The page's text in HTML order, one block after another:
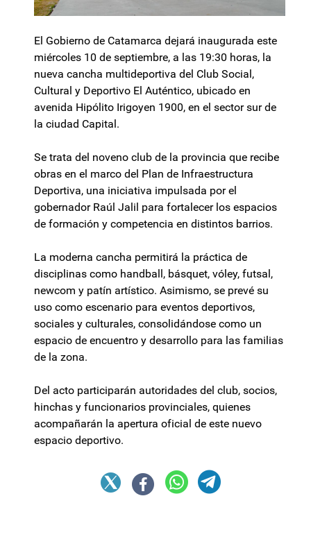
El Gobierno de Catamarca dejará inaugurada este
miércoles 10 de septiembre, a las 19:30 horas, la
nueva cancha multideportiva del Club Social,
Cultural y Deportivo El Auténtico, ubicado en
avenida Hipólito Irigoyen 1900, en el sector sur de
la ciudad Capital.
Se trata del noveno club de la provincia que recibe
obras en el marco del Plan de Infraestructura
Deportiva, una iniciativa impulsada por el
gobernador Raúl Jalil para fortalecer los espacios
de formación y competencia en distintos barrios.
La moderna cancha permitirá la práctica de
disciplinas como handball, básquet, vóley, futsal,
newcom y patín artístico. Asimismo, se prevé su
uso como escenario para eventos deportivos,
sociales y culturales, consolidándose como un
espacio de encuentro y desarrollo para las familias
de la zona.
Del acto participarán autoridades del club, socios,
hinchas y funcionarios provinciales, quienes
acompañarán la apertura oficial de este nuevo
espacio deportivo.